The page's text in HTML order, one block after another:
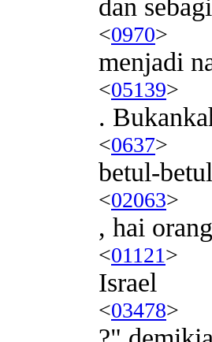
dan
<0970>
menjadi
<05139>
.
<0637>
betul-
<02063>
, hai orang
<01121>
Israel
<03478>